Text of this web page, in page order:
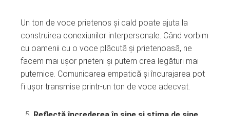
Un ton de voce prietenos și cald poate ajuta la
construirea conexiunilor interpersonale. Când vorbim
cu oamenii cu o voce plăcută și prietenoasă, ne
facem mai ușor prieteni și putem crea legături mai
puternice. Comunicarea empatică și încurajarea pot
fi ușor transmise printr-un ton de voce adecvat.